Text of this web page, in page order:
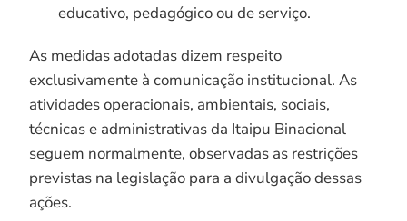
educativo, pedagógico ou de serviço.
As medidas adotadas dizem respeito
exclusivamente à comunicação institucional. As
atividades operacionais, ambientais, sociais,
técnicas e administrativas da Itaipu Binacional
seguem normalmente, observadas as restrições
previstas na legislação para a divulgação dessas
ações.